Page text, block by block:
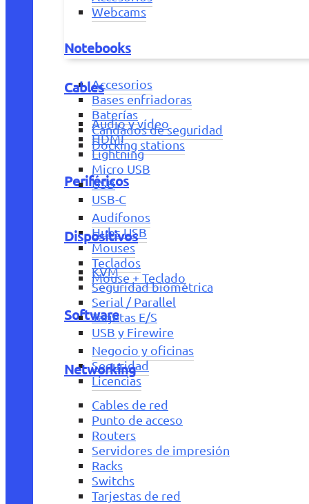
Webcams
Notebooks
Accesorios
Bases enfriadoras
Baterías
Candados de seguridad
Docking stations
Periféricos
Audífonos
Hubs USB
Mouses
Teclados
Mouse + Teclado
Software
Negocio y oficinas
Seguridad
Licencias
Cables
Audio y vídeo
HDMI
Lightning
Micro USB
USB
USB-C
Dispositivos
KVM
Seguridad biométrica
Serial / Parallel
Tarjetas E/S
USB y Firewire
Networking
Cables de red
Punto de acceso
Routers
Servidores de impresión
Racks
Switchs
Tarjestas de red